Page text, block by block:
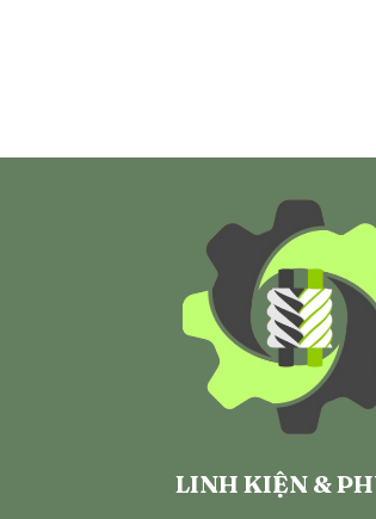
LINH KIỆN &